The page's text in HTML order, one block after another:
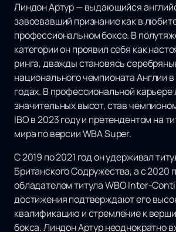
Линдон Артур — выдающийся
завоевавший признание как в
профессиональном боксе. В
категории он проявил себя как
ринга, дважды становясь
национального чемпионата Англии в
годах. В профессиональной карьере
значительных высот, став
IBO в 2023 году и претендентом на
мира по версии WBA Super.
С 2019 по 2021 год он удерживал
Британского Содружества, а с 2020
обладателем титула WBO Inter-
достижения подтверждают его
квалификацию и стремление к
бокса. Линдон Артур неоднократно